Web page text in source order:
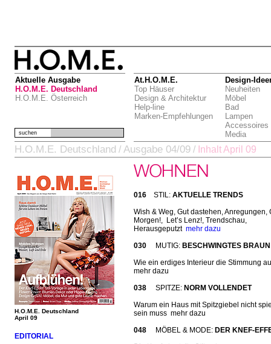
Aktuelle Ausgabe
H.O.M.E. Deutschland
H.O.M.E. Österreich
At.H.O.M.E.
Top Häuser
Design & Architektur
Help-line
Marken-Empfehlungen
Design-
Neuheiten
Möbel
Bad
Lampen
Accessoires
Media
suchen
H.O.M.E. Deutschland / Ausgabe 04/09 / Inhalt April 09
H.O.M.E. Deutschland
April 09
EDITORIAL
016 STIL: AKTUELLE TRENDS
Wish & Weg, Gut dastehen, Anregungen,
Morgen!, Let’s Lenz!, Trendschau,
Herausgeputzt mehr dazu
030
MUTIG: BESCHWINGTES BRAUN
Wie ein erdiges Interieur die Stimmung
mehr dazu
038 SPITZE: NORM VOLLENDET
Warum ein Haus mit Spitzgiebel nicht
sein muss mehr dazu
048
MÖBEL & MODE: DER KNEF-